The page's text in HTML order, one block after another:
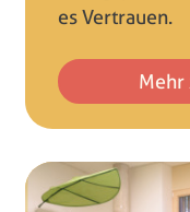
es Vertrauen.
Mehr